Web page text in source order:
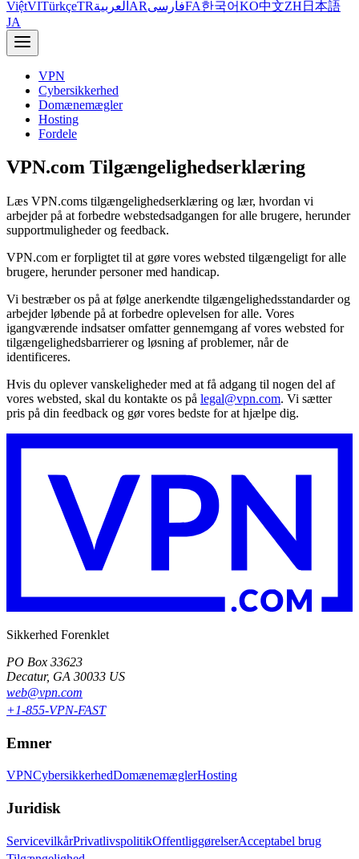
ViệtVITürkçeTRالعربية ARفارسیFA한국어KO中文ZH 日本語
JA
VPN
Cybersikkerhed
Domænemægler
Hosting
Fordele
VPN.com Tilgængelighedserklæring
Læs VPN.coms tilgængelighedserklæring og lær, hvordan vi
arbejder på at forbedre webstedsadgangen for alle brugere, herunder
supportmuligheder og feedback.
VPN.com er forpligtet til at gøre vores websted tilgængeligt for alle
brugere, herunder personer med handicap.
Vi bestræber os på at følge anerkendte tilgængelighedsstandarder og
arbejder løbende på at forbedre oplevelsen for alle. Vores
igangværende indsatser omfatter gennemgang af vores websted for
tilgængelighedsbarrierer og løsning af problemer, når de
identificeres.
Hvis du oplever vanskeligheder med at få adgang til nogen del af
vores websted, skal du kontakte os på legal@vpn.com. Vi sætter
pris på din feedback og gør vores bedste for at hjælpe dig.
Sikkerhed Forenklet
PO Box 33623
Decatur, GA 30033 US
web@vpn.com
+1-855-VPN-FAST
Emner
VPNCybersikkerhedDomænemæglerHosting
Juridisk
ServicevilkårPrivatlivspolitikOffentliggørelserAcceptabel brug